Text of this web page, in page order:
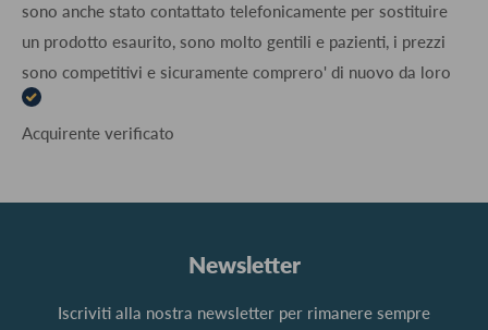
sono anche stato contattato telefonicamente per sostituire
un prodotto esaurito, sono molto gentili e pazienti, i prezzi
sono competitivi e sicuramente comprero' di nuovo da loro
Acquirente verificato
Newsletter
Iscriviti alla nostra newsletter per rimanere sempre